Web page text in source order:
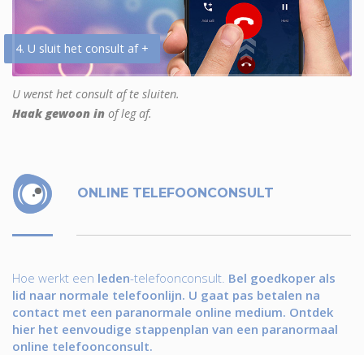
4. U sluit het consult af +
U wenst het consult af te sluiten.
Haak gewoon in of leg af.
ONLINE TELEFOONCONSULT
Hoe werkt een leden-telefoonconsult. Bel goedkoper als
lid naar normale telefoonlijn. U gaat pas betalen na
contact met een paranormale online medium. Ontdek
hier het eenvoudige stappenplan van een paranormaal
online telefoonconsult.